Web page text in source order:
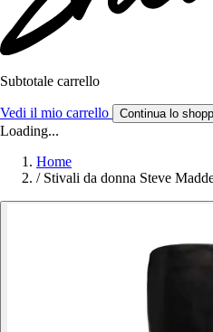
Subtotale carrello
Vedi il mio carrello Continua lo
Loading...
Home
/ Stivali da donna Steve